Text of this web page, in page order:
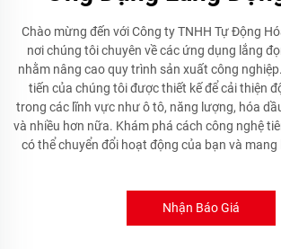
Chào mừng đến với Công ty TNHH Tự Động
nơi chúng tôi chuyên về các ứng dụng lắng
nhằm nâng cao quy trình sản xuất công
tiến của chúng tôi được thiết kế để cải thiện
trong các lĩnh vực như ô tô, năng lượng, hóa
và nhiều hơn nữa. Khám phá cách công nghệ
có thể chuyển đổi hoạt động của bạn và
Nhận Báo Giá